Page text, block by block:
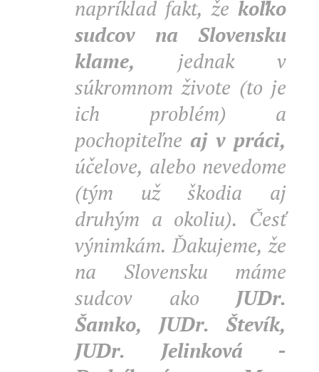
napríklad fakt, že koľko
sudcov na Slovensku
klame, jednak v
súkromnom živote (to je
ich problém) a
pochopiteľne aj v práci,
účelove, alebo nevedome
(tým už škodia aj
druhým a okoliu). Česť
výnimkám. Ďakujeme, že
na Slovensku máme
sudcov ako JUDr.
Šamko, JUDr. Števík,
JUDr. Jelinková -